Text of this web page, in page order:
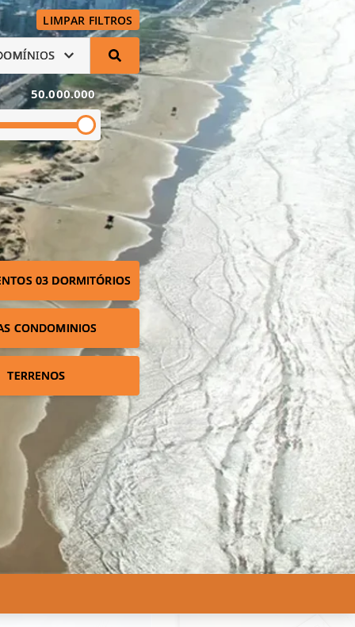
LIMPAR FILTROS
50.000.000
03 DORMITÓRIOS
CONDOMINIOS
TERRENOS